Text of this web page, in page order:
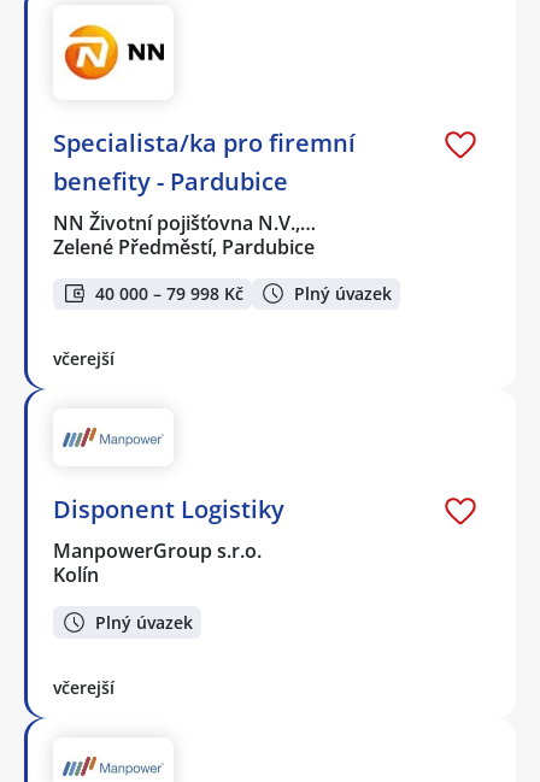
Specialista/ka pro firemní
benefity - Pardubice
NN Životní pojišťovna N.V.,…
Zelené Předměstí, Pardubice
40 000 – 79 998 Kč Plný úvazek
včerejší
Disponent Logistiky
ManpowerGroup s.r.o.
Kolín
Plný úvazek
včerejší